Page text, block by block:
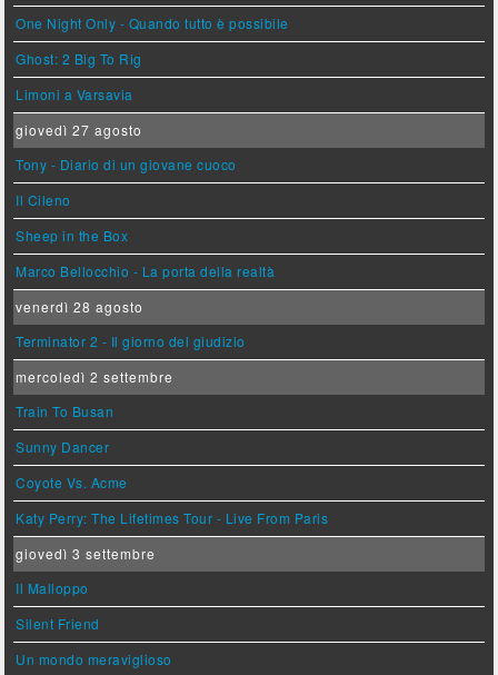
One Night Only - Quando tutto è possibile
Ghost: 2 Big To Rig
Limoni a Varsavia
giovedì 27 agosto
Tony - Diario di un giovane cuoco
Il Cileno
Sheep in the Box
Marco Bellocchio - La porta della realtà
venerdì 28 agosto
Terminator 2 - Il giorno del giudizio
mercoledì 2 settembre
Train To Busan
Sunny Dancer
Coyote Vs. Acme
Katy Perry: The Lifetimes Tour - Live From Paris
giovedì 3 settembre
Il Malloppo
Silent Friend
Un mondo meraviglioso